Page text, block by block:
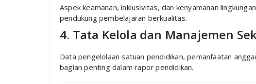
Aspek keamanan, inklusivitas, dan kenyamanan
pendukung pembelajaran berkualitas.
4. Tata Kelola dan Manajemen
Data pengelolaan satuan pendidikan, pemanfaatan
bagian penting dalam rapor pendidikan.